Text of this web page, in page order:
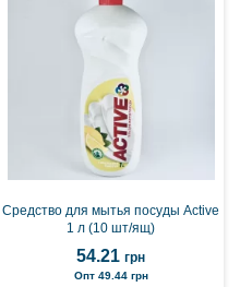
Средство для мытья посуды Active
1 л (10 шт/ящ)
54.21 грн
Опт 49.44 грн